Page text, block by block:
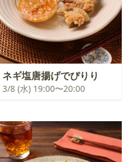
ネギ塩唐揚げでぴりり
3/8 (水) 19:00〜20:00